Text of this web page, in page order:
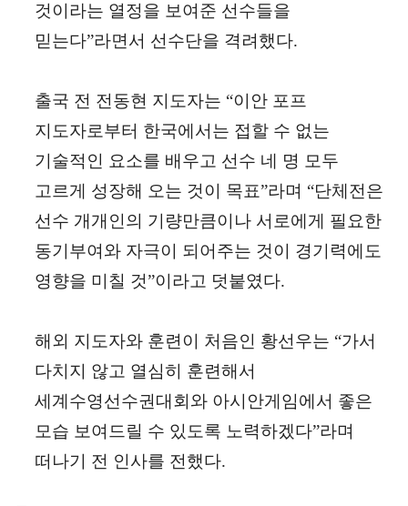
것이라는 열정을 보여준 선수들을
믿는다”라면서 선수단을 격려했다.
출국 전 전동현 지도자는 “이안 포프
지도자로부터 한국에서는 접할 수 없는
기술적인 요소를 배우고 선수 네 명 모두
고르게 성장해 오는 것이 목표”라며 “단체전은
선수 개개인의 기량만큼이나 서로에게 필요한
동기부여와 자극이 되어주는 것이 경기력에도
영향을 미칠 것”이라고 덧붙였다.
해외 지도자와 훈련이 처음인 황선우는 “가서
다치지 않고 열심히 훈련해서
세계수영선수권대회와 아시안게임에서 좋은
모습 보여드릴 수 있도록 노력하겠다”라며
떠나기 전 인사를 전했다.